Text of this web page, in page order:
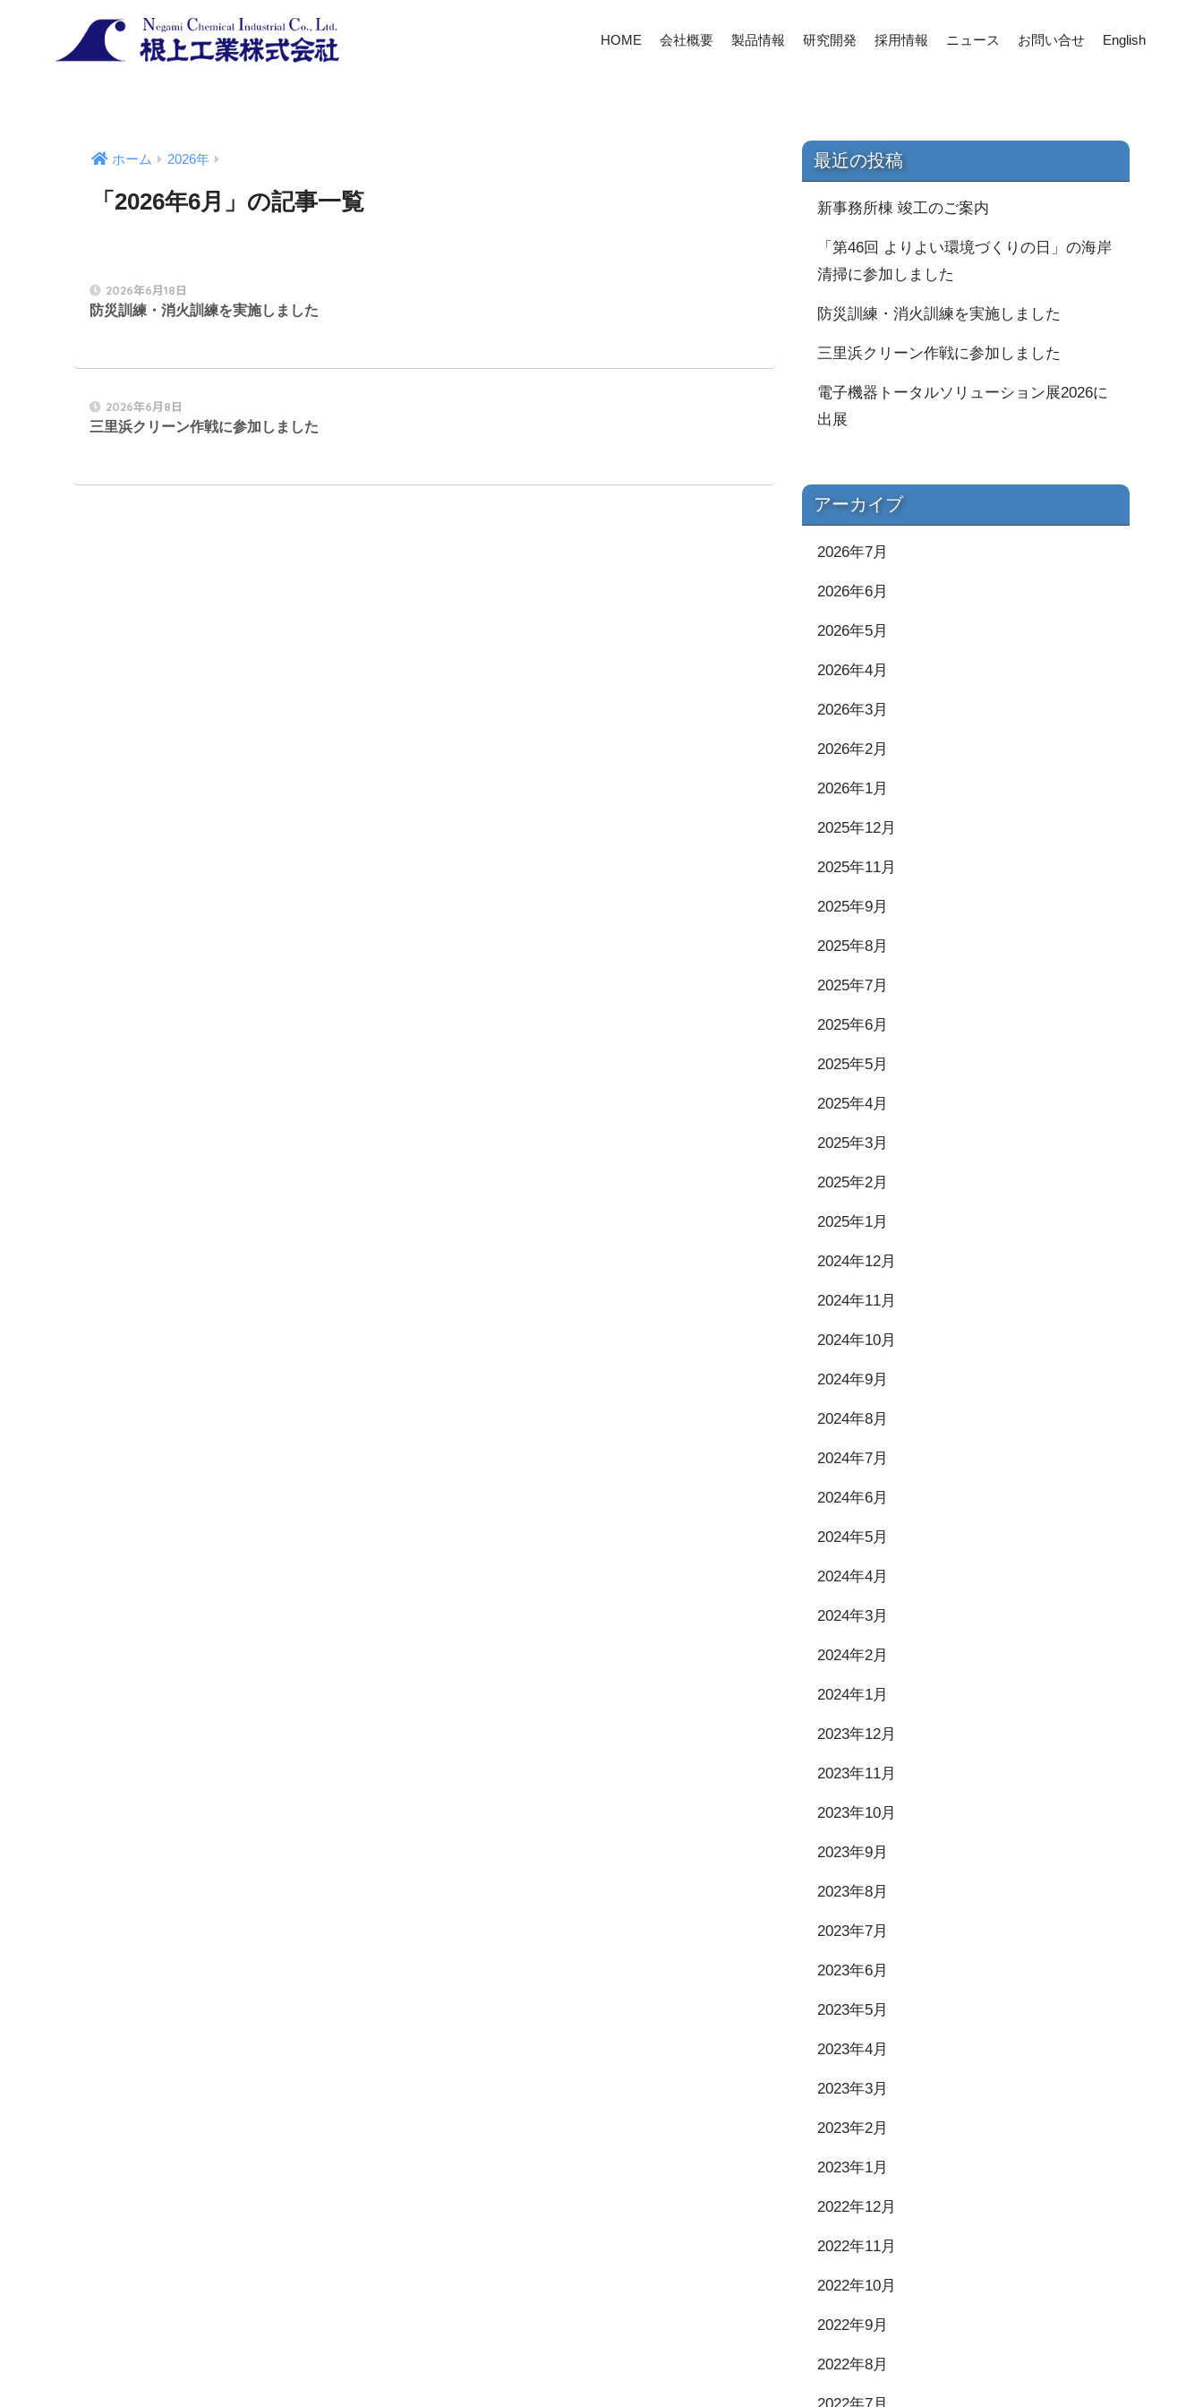
HOME 会社概要 製品情報 研究開発 採用情報 ニュース お問い合せ English
ホーム 2026年
「2026年6月」の記事一覧
2026年6月18日
防災訓練・消火訓練を実施しました
2026年6月8日
三里浜クリーン作戦に参加しました
最近の投稿
新事務所棟 竣工のご案内
「第46回 よりよい環境づくりの日」の海岸
清掃に参加しました
防災訓練・消火訓練を実施しました
三里浜クリーン作戦に参加しました
電子機器トータルソリューション展2026に
出展
アーカイブ
2026年7月
2026年6月
2026年5月
2026年4月
2026年3月
2026年2月
2026年1月
2025年12月
2025年11月
2025年9月
2025年8月
2025年7月
2025年6月
2025年5月
2025年4月
2025年3月
2025年2月
2025年1月
2024年12月
2024年11月
2024年10月
2024年9月
2024年8月
2024年7月
2024年6月
2024年5月
2024年4月
2024年3月
2024年2月
2024年1月
2023年12月
2023年11月
2023年10月
2023年9月
2023年8月
2023年7月
2023年6月
2023年5月
2023年4月
2023年3月
2023年2月
2023年1月
2022年12月
2022年11月
2022年10月
2022年9月
2022年8月
2022年7月